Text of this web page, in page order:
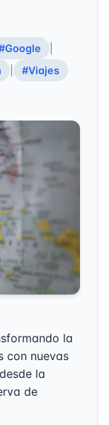
#Viajes
la
con nuevas
la
de